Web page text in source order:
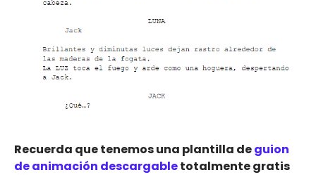
Recuerda que tenemos una plantilla deguion
de animación descargabletotalmente gratis